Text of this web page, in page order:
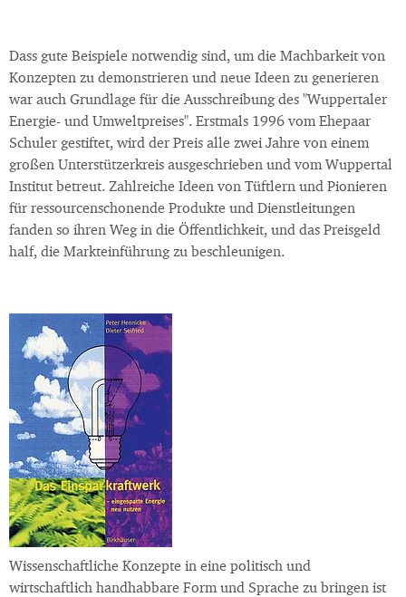
Dass gute Beispiele notwendig sind, um die Machbarkeit von
Konzepten zu demonstrieren und neue Ideen zu generieren
war auch Grundlage für die Ausschreibung des "Wuppertaler
Energie- und Umweltpreises". Erstmals 1996 vom Ehepaar
Schuler gestiftet, wird der Preis alle zwei Jahre von einem
großen Unterstützerkreis ausgeschrieben und vom Wuppertal
Institut betreut. Zahlreiche Ideen von Tüftlern und Pionieren
für ressourcenschonende Produkte und Dienstleitungen
fanden so ihren Weg in die Öffentlichkeit, und das Preisgeld
half, die Markteinführung zu beschleunigen.
Wissenschaftliche Konzepte in eine politisch und
wirtschaftlich handhabbare Form und Sprache zu bringen ist